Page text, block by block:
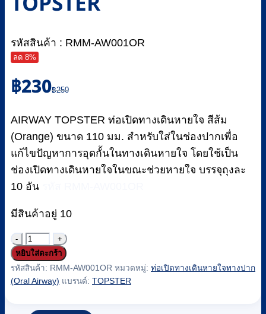
รหัสสินค้า : RMM-AW001OR
ลด 8%
฿250
Original
price
฿250.
฿230
Current
price
฿230.
AIRWAY TOPSTER ท่อเปิดทางเดินหายใจ สีส้ม
(Orange) ขนาด 110 มม. สำหรับใส่ในช่องปากเพื่อ
แก้ไขปัญหาการอุดกั้นในทางเดินหายใจ โดยใช้เป็น
ช่องเปิดทางเดินหายใจในขณะช่วยหายใจ บรรจุถุงละ
10 อัน
มีสินค้าอยู่ 10
จำนวน
ท่อ
เปิด
หยิบใส่ตะกร้า
รหัสสินค้า: RMM-AW001OR หมวดหมู่: ท่อเปิดทางเดินหายใจทางปาก
(Oral Airway) แบรนด์: TOPSTER